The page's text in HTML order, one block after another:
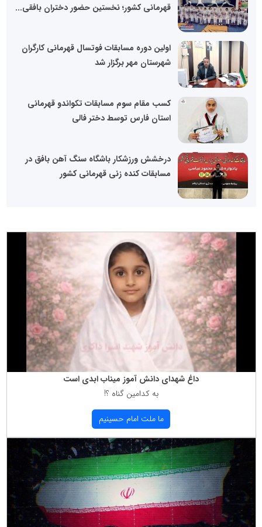
قهرمانی کشور؛ نخستین حضور دختران بافقی...
اولین دوره مسابقات فوتسال قهرمانی کارگران
شهرستان مهر برگزار شد
کسب مقام سوم مسابقات تکواندو قهرمانی
استان فارس توسط دختر فالی
درخشش ورزشکار باشگاه سنگ آهن بافق در
مسابقات کنده زنی قهرمانی کشور
داغ شهدای دانش آموز میناب ابدی است
به كدامین گناه ؟!
ما ملت امام حسینیم